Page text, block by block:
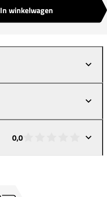
In winkelwagen
0,0